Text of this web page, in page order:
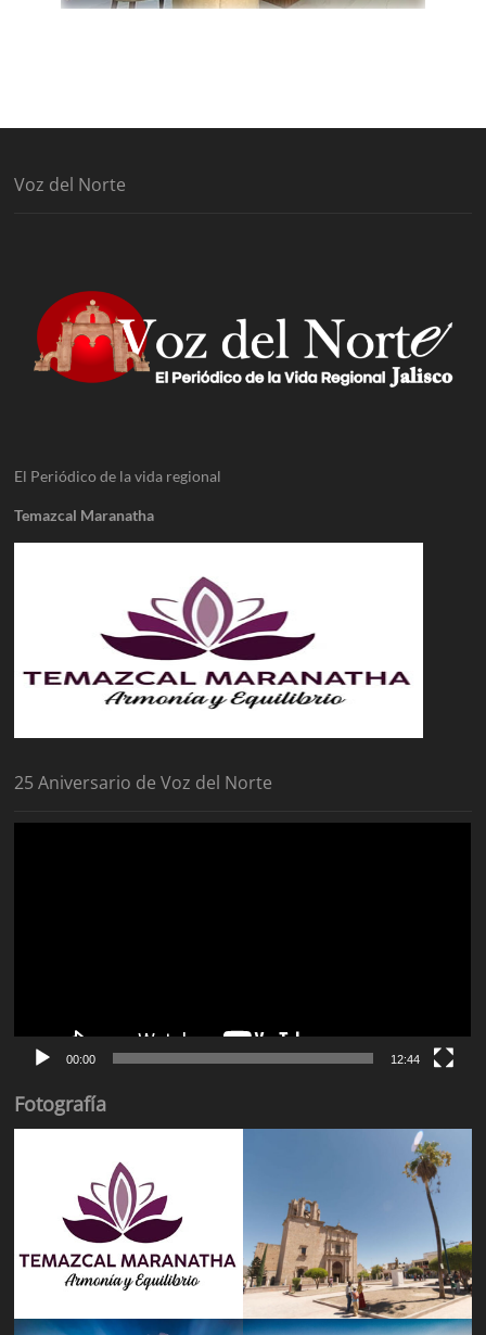
Voz del Norte
El Periódico de la vida regional
Temazcal Maranatha
25 Aniversario de Voz del Norte
00:00 12:44
Fotografía